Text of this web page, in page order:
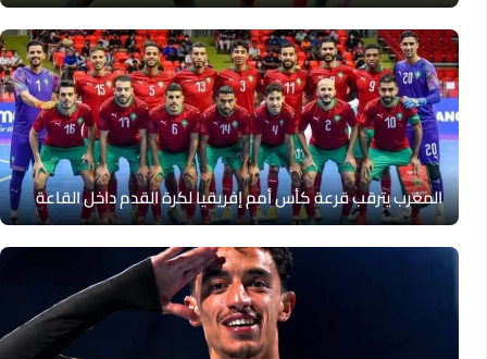
المغرب يترقب قرعة كأس أمم إفريقيا لكرة القدم داخل القاعة